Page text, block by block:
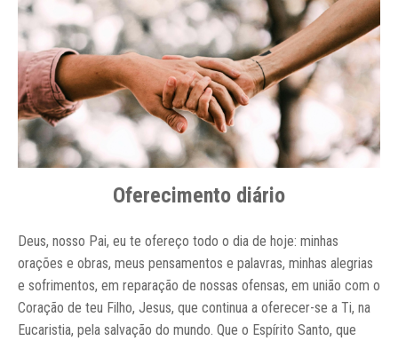
Oferecimento diário
Deus, nosso Pai, eu te ofereço todo o dia de hoje: minhas
orações e obras, meus pensamentos e palavras, minhas alegrias
e sofrimentos, em reparação de nossas ofensas, em união com o
Coração de teu Filho, Jesus, que continua a oferecer-se a Ti, na
Eucaristia, pela salvação do mundo. Que o Espírito Santo, que